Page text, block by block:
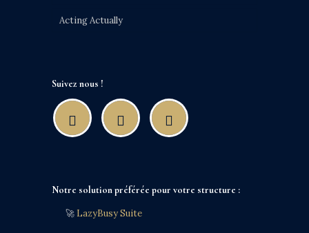
Acting Actually
Suivez nous !
Notre solution préférée pour votre structure :
🚀 LazyBusy Suite